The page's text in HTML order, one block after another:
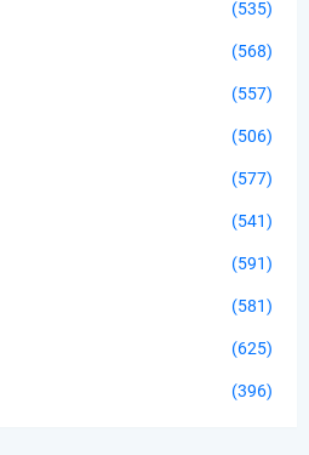
(535)
(568)
(557)
(506)
(577)
(541)
(591)
(581)
(625)
(396)